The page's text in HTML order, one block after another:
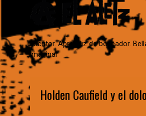
Escritor. Aprendiz de boxeador.
imaginal
Holden Caufield y el